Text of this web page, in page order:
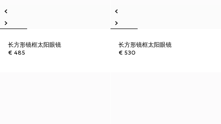
长方形镜框太阳眼镜
€ 485
长方形镜框太阳眼镜
€ 530